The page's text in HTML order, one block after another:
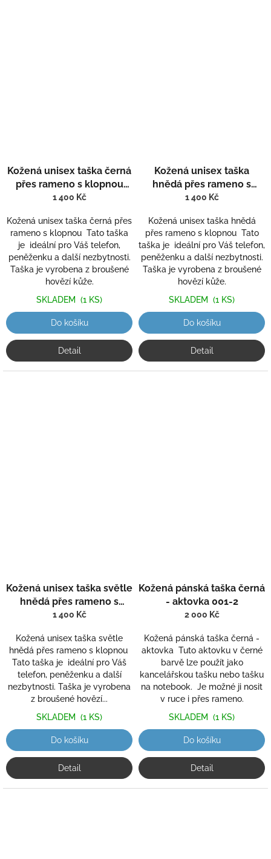
Kožená unisex taška černá
přes rameno s klopnou
801-2
1 400 Kč
Kožená unisex taška černá přes
rameno s klopnou Tato taška
je ideální pro Váš telefon,
peněženku a další nezbytnosti.
Taška je vyrobena z broušené
hovězí kůže.
SKLADEM (1 KS)
Do košíku
Detail
Kožená unisex taška
hnědá přes rameno s
klopnou 801-1
1 400 Kč
Kožená unisex taška hnědá
přes rameno s klopnou Tato
taška je ideální pro Váš telefon,
peněženku a další nezbytnosti.
Taška je vyrobena z broušené
hovězí kůže.
SKLADEM (1 KS)
Do košíku
Detail
Kožená unisex taška světle
hnědá přes rameno s
klopnou 801
1 400 Kč
Kožená unisex taška světle
hnědá přes rameno s klopnou
Tato taška je ideální pro Váš
telefon, peněženku a další
nezbytnosti. Taška je vyrobena
z broušené hovězí...
SKLADEM (1 KS)
Do košíku
Detail
Kožená pánská taška černá
- aktovka 001-2
2 000 Kč
Kožená pánská taška černá -
aktovka Tuto aktovku v černé
barvě lze použít jako
kancelářskou tašku nebo tašku
na notebook. Je možné ji nosit
v ruce i přes rameno.
SKLADEM (1 KS)
Do košíku
Detail